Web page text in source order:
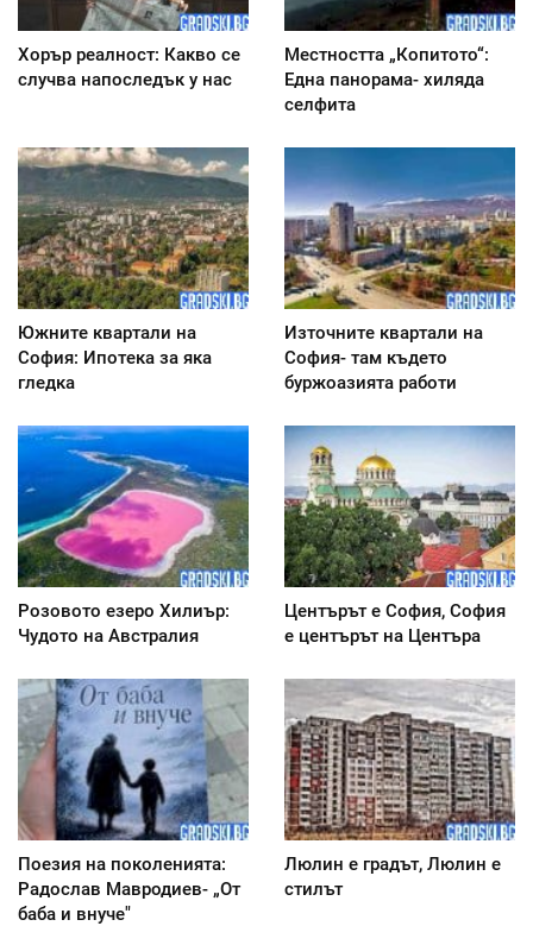
Хорър реалност: Какво се
случва напоследък у нас
Местността „Копитото“:
Една панорама- хиляда
селфита
Южните квартали на
София: Ипотека за яка
гледка
Източните квартали на
София- там където
буржоазията работи
Розовото езеро Хилиър:
Чудото на Австралия
Центърът е София, София
е центърът на Центъра
Поезия на поколенията:
Радослав Мавродиев- „От
баба и внуче"
Люлин е градът, Люлин е
стилът